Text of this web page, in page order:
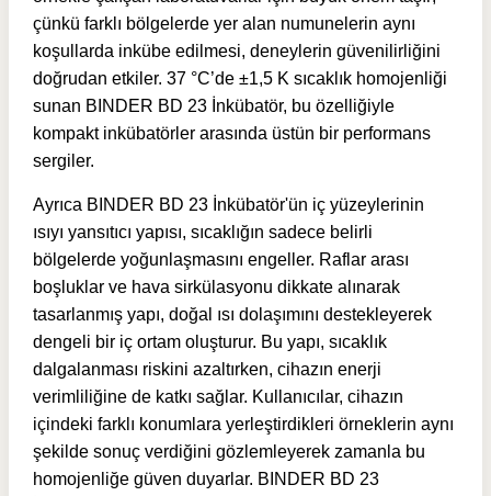
çünkü farklı bölgelerde yer alan numunelerin aynı
koşullarda inkübe edilmesi, deneylerin güvenilirliğini
doğrudan etkiler. 37 °C’de ±1,5 K sıcaklık homojenliği
sunan BINDER BD 23 İnkübatör, bu özelliğiyle
kompakt inkübatörler arasında üstün bir performans
sergiler.
Ayrıca BINDER BD 23 İnkübatör'ün iç yüzeylerinin
ısıyı yansıtıcı yapısı, sıcaklığın sadece belirli
bölgelerde yoğunlaşmasını engeller. Raflar arası
boşluklar ve hava sirkülasyonu dikkate alınarak
tasarlanmış yapı, doğal ısı dolaşımını destekleyerek
dengeli bir iç ortam oluşturur. Bu yapı, sıcaklık
dalgalanması riskini azaltırken, cihazın enerji
verimliliğine de katkı sağlar. Kullanıcılar, cihazın
içindeki farklı konumlara yerleştirdikleri örneklerin aynı
şekilde sonuç verdiğini gözlemleyerek zamanla bu
homojenliğe güven duyarlar. BINDER BD 23